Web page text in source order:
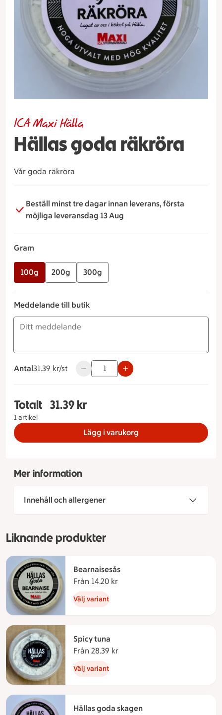
Hällas goda räkröra
ICA Maxi Hälla
Vår goda räkröra
Beställ minst tre dagar innan leverans, första
möjliga leveransdag 13 Aug
Gram
100g 200g 300g
Meddelande till butik
Antal
31.39 kronor styck
31.39 kr/st Använd knapparna för att minska eller
Totalt
1 artikel
Totalt 1 stycken Hällas goda räkröra Gram
31.39 kr
Lägg i varukorg
Mer information
Innehåll och allergener
Liknande produkter
Bearnaisesås
Från 14.20 kr
Välj variant
Spicy tuna
Från 28.39 kr
Välj variant
Hällas goda skagen